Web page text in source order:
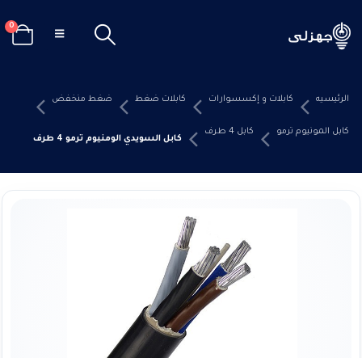
0
الرئيسيه كابلات و إكسسوارات كابلات ضغط ضغط منخفض
كابل المونيوم ترمو كابل 4 طرف
كابل السويدي الومنيوم ترمو 4 طرف